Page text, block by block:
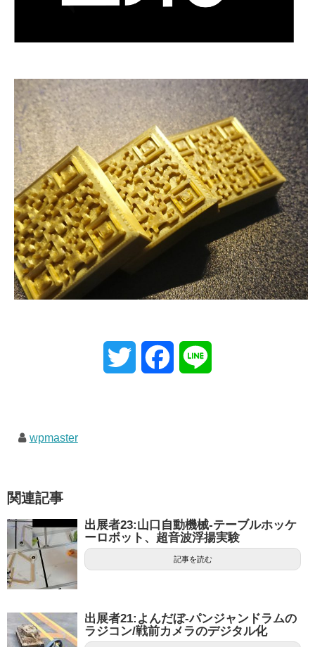
e
r
o
o
wpmaster
関連記事
出展者23:山口自動機械-テーブルホッケ
ーロボット、超音波浮揚実験
記事を読む
出展者21:よんだぼ-パンジャンドラムの
ラジコン/戦前カメラのデジタル化